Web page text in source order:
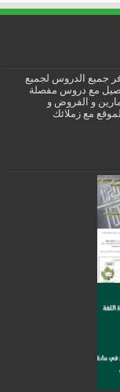
جميع الدروس لجميع
مع دروس مفصلة
و الفروض و
مع زملائك